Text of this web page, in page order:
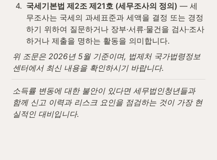
4. 국세기본법 제2조 제21호 (세무조사의 정의) — 세
무조사는 국세의 과세표준과 세액을 결정 또는 경정
하기 위하여 질문하거나 장부·서류·물건을 검사·조사
하거나 제출을 명하는 활동을 의미합니다.
위 조문은 2026년 5월 기준이며, 법제처 국가법령정보
센터에서 최신 내용을 확인하시기 바랍니다.
소득률 변동에 대한 불안이 있다면 세무법인청년들과
함께 신고 이력과 리스크 요인을 점검하는 것이 가장 현
실적인 대비입니다.